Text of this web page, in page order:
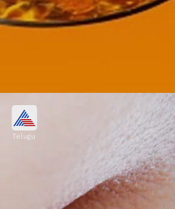
విటమిన్ ఇ
విటమిన్ ఇ ఆయిల్ కనురెప్పలకు
రాలిపోవడాన్ని అరికడుతుంది.
రక్త ప్రసరణను
Image credits: Getty
Telugu